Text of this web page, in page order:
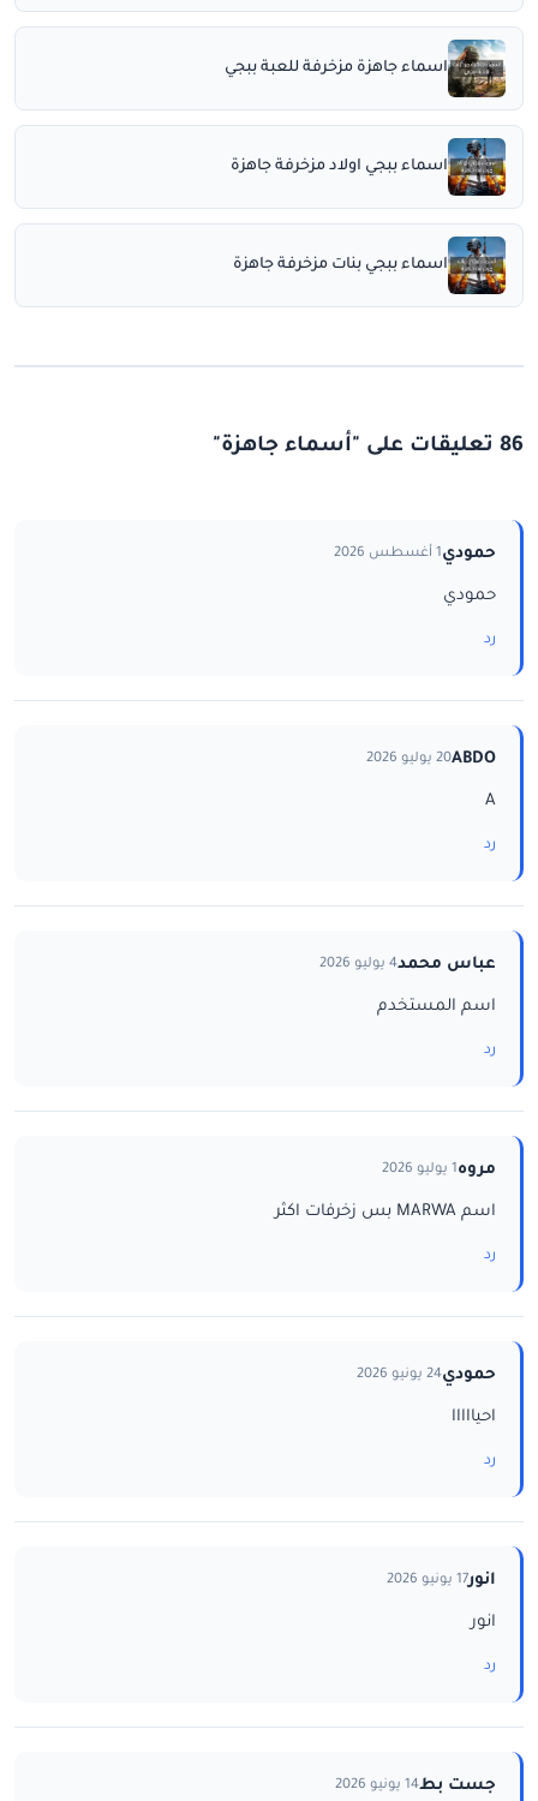
اسماء جاهزة مزخرفة للعبة ببجي
اسماء ببجي اولاد مزخرفة جاهزة
اسماء ببجي بنات مزخرفة جاهزة
86 تعليقات على "أسماء جاهزة"
حمودي1 أغسطس 2026
حمودي
رد
ABDO20 يوليو 2026
A
رد
عباس محمد4 يوليو 2026
اسم المستخدم
رد
مروه1 يوليو 2026
اسم MARWA بس زخرفات اكثر
رد
حمودي24 يونيو 2026
احيااااا
رد
انور17 يونيو 2026
انور
رد
جست بط14 يونيو 2026